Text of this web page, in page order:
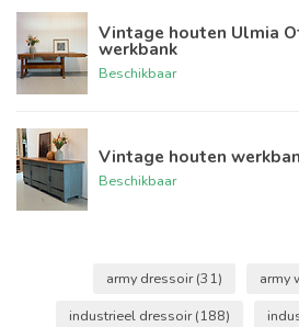
Vintage houten Ulmia
werkbank
Beschikbaar
Vintage houten
Beschikbaar
army dressoir(31) army
industrieel dressoir(188)